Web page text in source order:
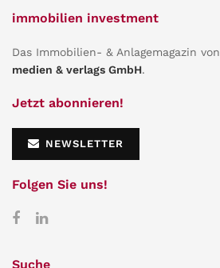
immobilien investment
Das Immobilien- & Anlagemagazin von
medien & verlags GmbH.
Jetzt abonnieren!
NEWSLETTER
Folgen Sie uns!
Suche